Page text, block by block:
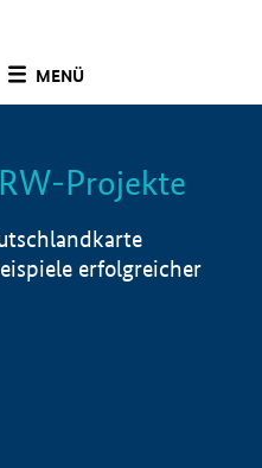
MENÜ
Info
Projekte
erfolgreicher